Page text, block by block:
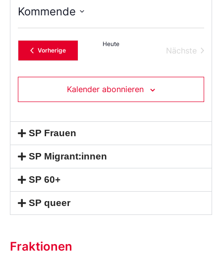
Kommende
Sie
das
Datum
aus.
VorherigeVeranstaltungen
Heute
Nächste
Kalender abonnieren
SP Frauen
SP Migrant:innen
SP 60+
SP queer
Fraktionen